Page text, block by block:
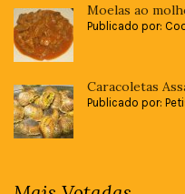
Moelas ao
Publicado por:
Caracoletas
Publicado por: